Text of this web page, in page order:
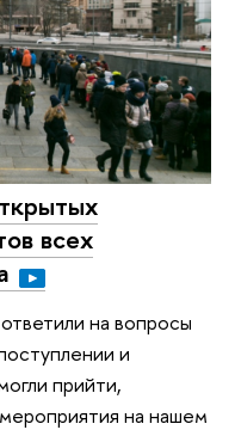
всех
на вопросы
и
прийти,
на нашем